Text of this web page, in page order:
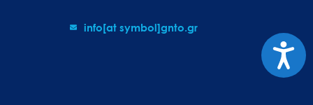
info[at symbol]gnto.gr